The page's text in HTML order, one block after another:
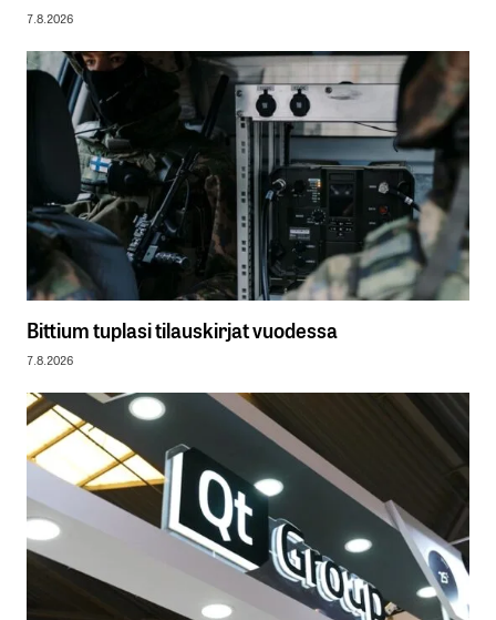
7.8.2026
Bittium tuplasi tilauskirjat vuodessa
7.8.2026